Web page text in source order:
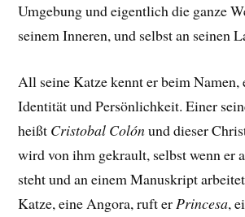
Umgebung und eigentlich die ganze
seinem Inneren, und selbst an seinen
All seine Katze kennt er beim Namen,
Identität und Persönlichkeit. Einer
heißt Cristobal Colónund dieser
wird von ihm gekrault, selbst wenn er
steht und an einem Manuskript
Katze, eine Angora, ruft erPrincesa,